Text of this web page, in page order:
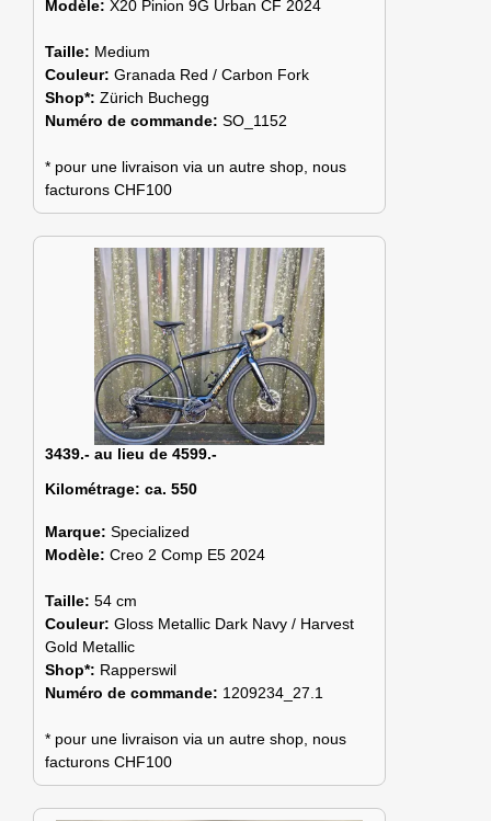
Modèle: X20 Pinion 9G Urban CF 2024
Taille: Medium
Couleur: Granada Red / Carbon Fork
Shop*: Zürich Buchegg
Numéro de commande: SO_1152
* pour une livraison via un autre shop, nous
facturons CHF100
3439.- au lieu de 4599.-
Kilométrage: ca. 550
Marque: Specialized
Modèle: Creo 2 Comp E5 2024
Taille: 54 cm
Couleur: Gloss Metallic Dark Navy / Harvest
Gold Metallic
Shop*: Rapperswil
Numéro de commande: 1209234_27.1
* pour une livraison via un autre shop, nous
facturons CHF100